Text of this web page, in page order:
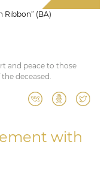
Ribbon” (BA)
and peace to those
deceased.
with